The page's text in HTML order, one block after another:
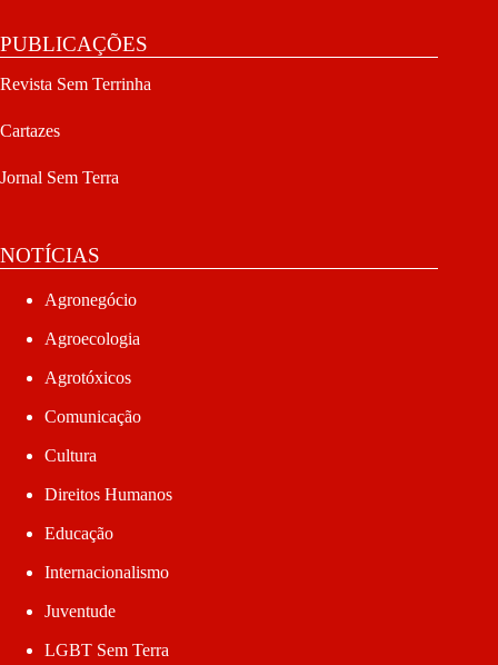
PUBLICAÇÕES
Revista Sem Terrinha
Cartazes
Jornal Sem Terra
NOTÍCIAS
Agronegócio
Agroecologia
Agrotóxicos
Comunicação
Cultura
Direitos Humanos
Educação
Internacionalismo
Juventude
LGBT Sem Terra